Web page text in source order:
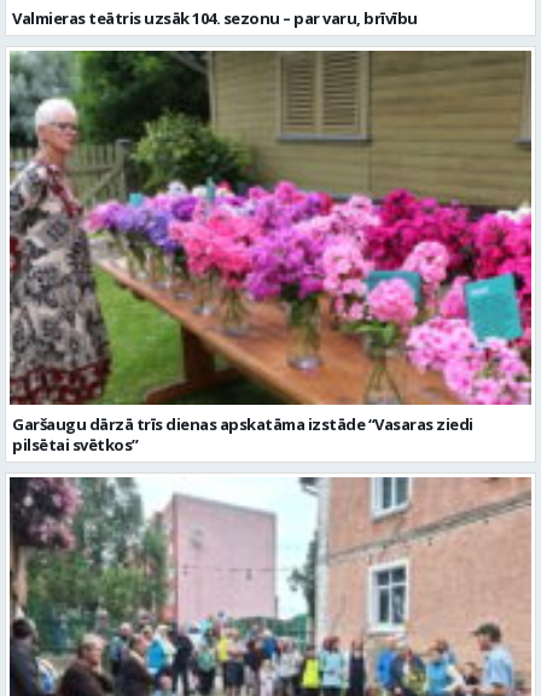
Garšaugu dārzā trīs dienas apskatāma izstāde “Vasaras ziedi
pilsētai svētkos”